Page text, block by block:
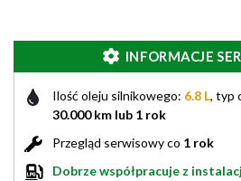
INFORMACJE
Ilość oleju silnikowego: 6.8 L, typ
30.000 km lub 1 rok
Przegląd serwisowy co 1 rok
Dobrze współpracuje z